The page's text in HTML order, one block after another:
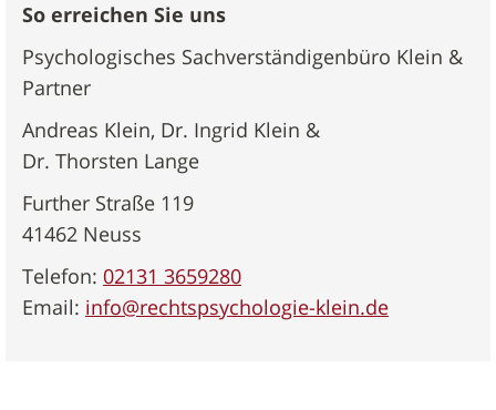
So erreichen Sie uns
Psychologisches Sachverständigenbüro Klein &
Partner
Andreas Klein, Dr. Ingrid Klein &
Dr. Thorsten Lange
Further Straße 119
41462 Neuss
Telefon: 02131 3659280
Email: info@rechtspsychologie-klein.de